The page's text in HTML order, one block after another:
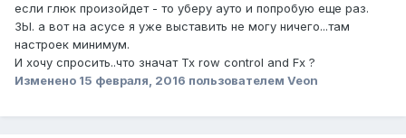
если глюк произойдет - то уберу ауто и попробую еще раз.
ЗЫ. а вот на асусе я уже выставить не могу ничего...там
настроек минимум.
И хочу спросить..что значат Tx row control and Fx ?
Изменено 15 февраля, 2016 пользователем Veon